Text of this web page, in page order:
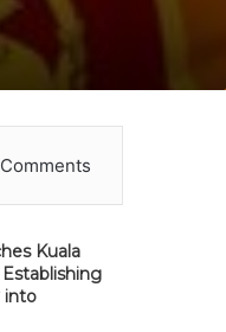
Comments
Kuala
into